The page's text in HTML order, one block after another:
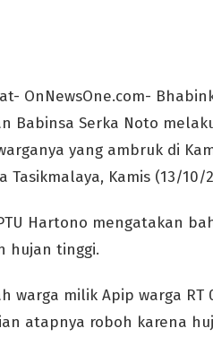
OnNewsOne.com-
Babinsa Serka Noto
yang ambruk di
Tasikmalaya, Kamis (13/10/
Hartono mengatakan
hujan tinggi.
warga milik Apip warga RT
atapnya roboh karena